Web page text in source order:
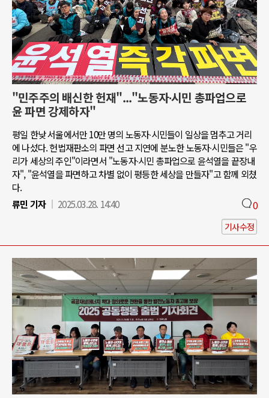
"민주주의 배신한 헌재"..."노동자∙시민 총파업으로
윤 파면 강제하자"
평일 한낮 서울에서만 10만 명의 노동자∙시민들이 일상을 멈추고 거리
에 나섰다. 헌법재판소의 파면 선고 지연에 분노한 노동자∙시민들은 "우
리가 세상의 주인"이라면서 "노동자∙시민 총파업으로 윤석열을 끝장내
자", "윤석열을 파면하고 차별 없이 평등한 세상을 만들자"고 함께 외쳤
다.
류민 기자
2025.03.28. 14:40 0
기사수정